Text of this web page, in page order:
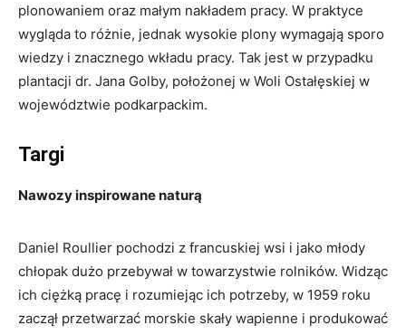
plonowaniem oraz małym nakładem pracy. W praktyce
wygląda to różnie, jednak wysokie plony wymagają sporo
wiedzy i znacznego wkładu pracy. Tak jest w przypadku
plantacji dr. Jana Golby, położonej w Woli Ostałęskiej w
województwie podkarpackim.
Targi
Nawozy inspirowane naturą
Daniel Roullier pochodzi z francuskiej wsi i jako młody
chłopak dużo przebywał w towarzystwie rolników. Widząc
ich ciężką pracę i rozumiejąc ich potrzeby, w 1959 roku
zaczął przetwarzać morskie skały wapienne i produkować